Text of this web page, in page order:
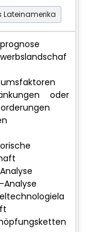
Lateinamerika
oder
Analyse